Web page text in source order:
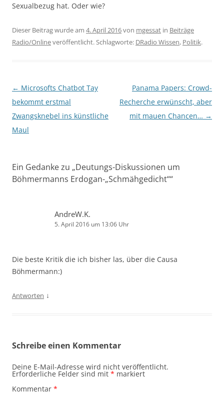
Sexualbezug hat. Oder wie?
Dieser Beitrag wurde am 4. April 2016von mgessat in Beiträge
Radio/Onlineveröffentlicht. Schlagworte: DRadio Wissen, Politik.
Beitragsnavigation
← Microsofts Chatbot Tay
bekommt erstmal
Zwangsknebel ins künstliche
Maul
Panama Papers: Crowd-
Recherche erwünscht, aber
mit mauen Chancen… →
Ein Gedanke zu „Deutungs-Diskussionen um
Böhmermanns Erdogan-„Schmähgedicht““
AndreW.K.
5. April 2016 um 13:06 Uhr
Die beste Kritik die ich bisher las, über die Causa
Böhmermann:)
Antworten ↓
Schreibe einen Kommentar
Deine E-Mail-Adresse wird nicht veröffentlicht.
Erforderliche Felder sind mit * markiert
Kommentar *